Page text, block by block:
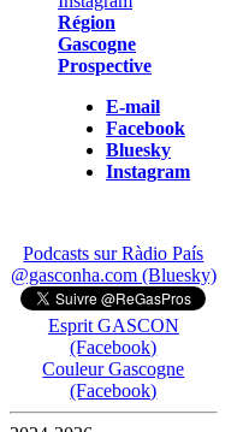
Région
Gascogne
Prospective
E-mail
Facebook
Bluesky
Instagram
Podcasts sur Ràdio País
@gasconha.com (Bluesky)
Esprit GASCON
(Facebook)
Couleur Gascogne
(Facebook)